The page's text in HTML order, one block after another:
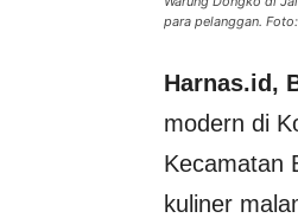
para pelanggan.
Harnas.id,
modern di
Kecamatan
kuliner